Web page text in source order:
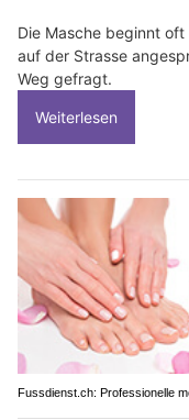
Die Masche beginnt
auf der Strasse
Weg gefragt.
Weiterlesen
Fussdienst.ch: Professionelle